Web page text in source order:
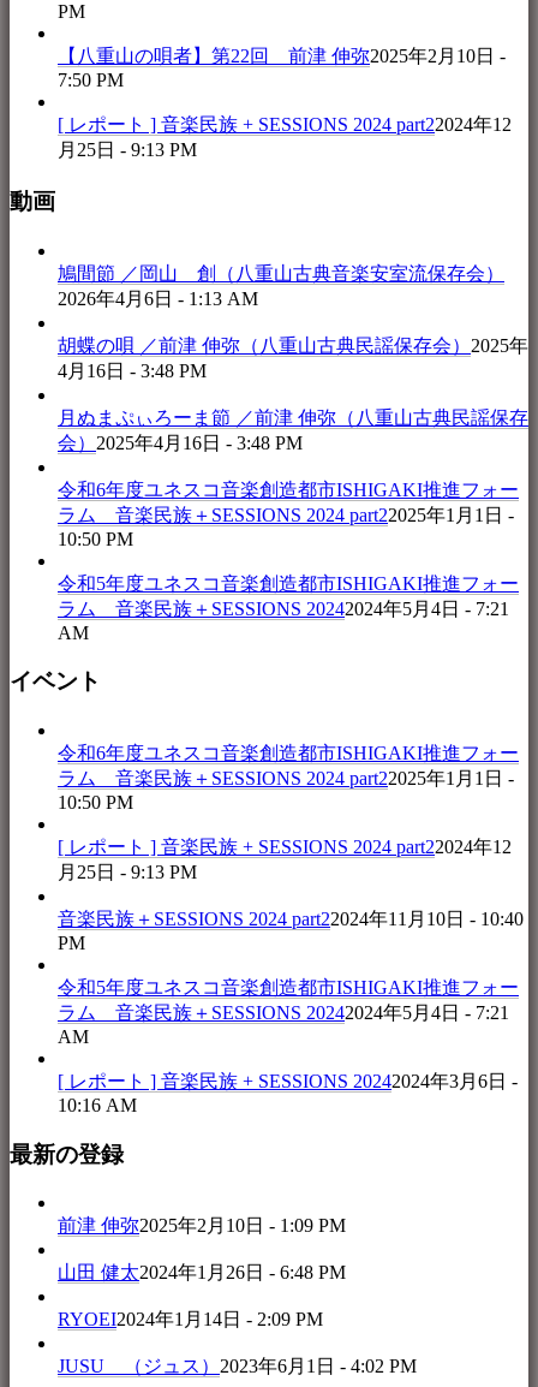
PM
【八重山の唄者】第22回 前津 伸弥2025年2月10日 -
7:50 PM
[ レポート ] 音楽民族 + SESSIONS 2024 part22024年12
月25日 - 9:13 PM
動画
鳩間節 ／岡山 創（八重山古典音楽安室流保存会）
2026年4月6日 - 1:13 AM
胡蝶の唄 ／前津 伸弥（八重山古典民謡保存会） 2025年
4月16日 - 3:48 PM
月ぬまぷぃろーま節 ／前津 伸弥（八重山古典民謡保存
会） 2025年4月16日 - 3:48 PM
令和6年度ユネスコ音楽創造都市ISHIGAKI推進フォー
ラム 音楽民族＋SESSIONS 2024 part22025年1月1日 -
10:50 PM
令和5年度ユネスコ音楽創造都市ISHIGAKI推進フォー
ラム 音楽民族＋SESSIONS 20242024年5月4日 - 7:21
AM
イベント
令和6年度ユネスコ音楽創造都市ISHIGAKI推進フォー
ラム 音楽民族＋SESSIONS 2024 part22025年1月1日 -
10:50 PM
[ レポート ] 音楽民族 + SESSIONS 2024 part22024年12
月25日 - 9:13 PM
音楽民族＋SESSIONS 2024 part22024年11月10日 - 10:40
PM
令和5年度ユネスコ音楽創造都市ISHIGAKI推進フォー
ラム 音楽民族＋SESSIONS 20242024年5月4日 - 7:21
AM
[ レポート ] 音楽民族 + SESSIONS 20242024年3月6日 -
10:16 AM
最新の登録
前津 伸弥2025年2月10日 - 1:09 PM
山田 健太2024年1月26日 - 6:48 PM
RYOEI2024年1月14日 - 2:09 PM
JUSU （ジュス） 2023年6月1日 - 4:02 PM